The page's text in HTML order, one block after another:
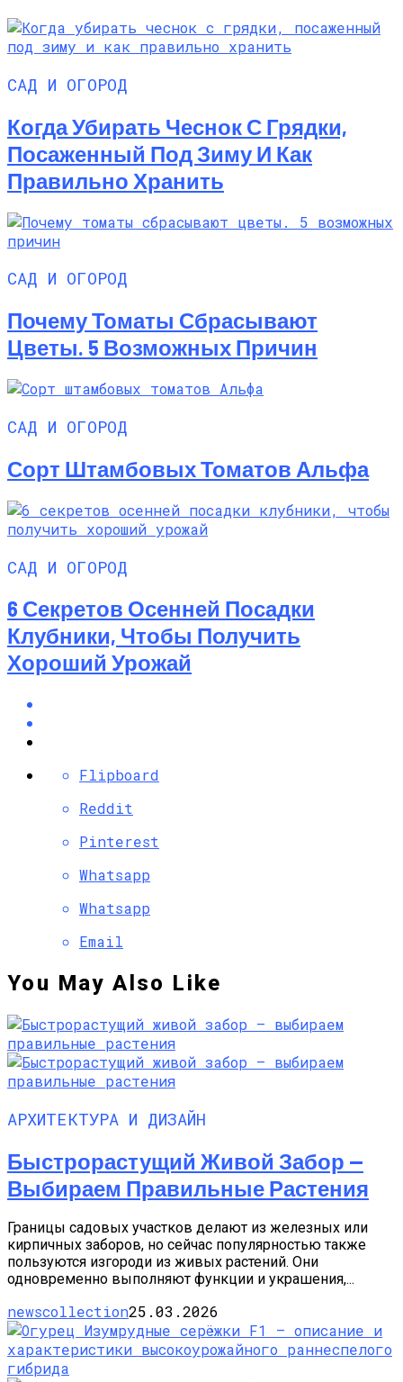
САД И ОГОРОД
Когда Убирать Чеснок С Грядки,
Посаженный Под Зиму И Как
Правильно Хранить
САД И ОГОРОД
Почему Томаты Сбрасывают
Цветы. 5 Возможных Причин
САД И ОГОРОД
Сорт Штамбовых Томатов Альфа
САД И ОГОРОД
6 Секретов Осенней Посадки
Клубники, Чтобы Получить
Хороший Урожай
Flipboard
Reddit
Pinterest
Whatsapp
Whatsapp
Email
You May Also Like
АРХИТЕКТУРА И ДИЗАЙН
Быстрорастущий Живой Забор —
Выбираем Правильные Растения
Границы садовых участков делают из железных или
кирпичных заборов, но сейчас популярностью также
пользуются изгороди из живых растений. Они
одновременно выполняют функции и украшения,...
newscollection25.03.2026